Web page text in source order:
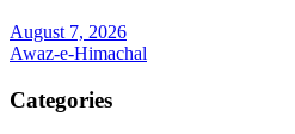
August 7, 2026
Awaz-e-Himachal
Categories